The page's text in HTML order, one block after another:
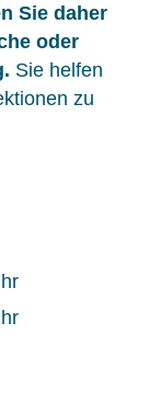
Sie daher
oder
Sie helfen
zu